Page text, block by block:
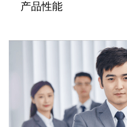
产品性能